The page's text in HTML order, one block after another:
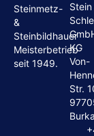
Steinmetz-
&
Steinbildhauer
Meisterbetrieb
seit 1949.
Stein
KG
Von-
Str.